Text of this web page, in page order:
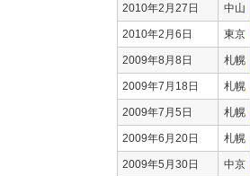
2010年2月27日 中山
2010年2月6日 東京
2009年8月8日 札幌
2009年7月18日 札幌
2009年7月5日 札幌
2009年6月20日 札幌
2009年5月30日 中京